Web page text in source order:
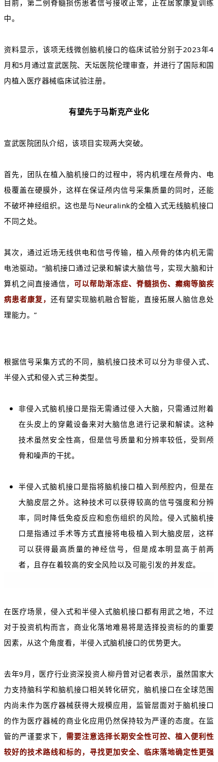
目前，第二例脊髓损伤患者信号接收正常，正在居家康复训练
中。
资料显示，该项无线微创脑机接口的临床试验分别于2023年4
月和5月通过宣武医院、天坛医院伦理审查，并进行了国际和国
内植入医疗器械临床试验注册。
有望先于马斯克产业化
宣武医院团队介绍，该项目实现两大突破。
首先，团队在植入脑机接口的过程中，将内机埋在颅骨内、电
极覆盖在硬膜外，这样在保证颅内信号采集质量的同时，还能
不破坏神经组织。这也是与Neuralink的全植入式无线脑机接口
不同之处。
其次，通过近场无线供电和信号传输，植入颅骨的体内机无需
电池驱动。“脑机接口通过记录和解读大脑信号，实现大脑和计
算机之间直接通信，可以帮助渐冻症、脊髓损伤、癫痫等脑疾
病患者康复，还有望实现脑机融合智能，直接拓展人脑信息处
理能力。”
根据信号采集方式的不同，脑机接口技术可以分为非侵入式、
半侵入式和侵入式三种类型。
非侵入式脑机接口是指无需通过侵入大脑，只需通过附着
在头皮上的穿戴设备来对大脑信息进行记录和解读。这种
技术虽然安全性高，但是信号质量和分辨率较低，受到颅
骨和噪声的干扰。
半侵入式脑机接口是指将脑机接口植入到颅腔内，但是在
大脑皮层之外。这种技术可以获得较高的信号强度和分辨
率，同时降低免疫反应和愈伤组织的风险。侵入式脑机接
口是指通过手术等方式直接将电极植入到大脑皮层，这样
可以获得最高质量的神经信号，但是成本明显高于前两
者，且存在着较高的安全风险以及可能引发的并发症。
在医疗场景，侵入式和半侵入式脑机接口都有用武之地，不过
对于投资机构而言，商业化落地难易将是选择投资标的的重要
因素，从这个角度看，半侵入式脑机接口的优势更大。
去年9月，医疗行业资深投资人柳丹曾对记者表示，虽然国家大
力支持脑科学和脑机接口相关转化研究，脑机接口在全球范围
内尚未作为医疗器械获得大规模应用，监管层面对于脑机接口
的作为医疗器械的商业化应用仍然保持较为严谨的态度。在监
管的严谨要求下， 需要注意选择长期安全性可控、植入便利性
较好的技术路线和标的，寻找更加安全、临床落地确定性更强